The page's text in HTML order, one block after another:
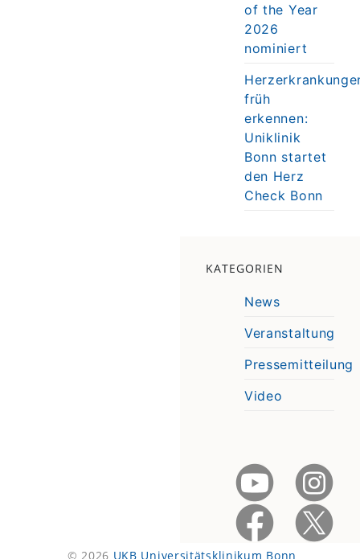
of the Year
2026
nominiert
früh
erkennen:
Uniklinik
Bonn startet
den Herz
Check Bonn
KATEGORIEN
News
Veranstaltung
Pressemitteilung
Video
© 2026 UKB Universitätsklinikum Bonn